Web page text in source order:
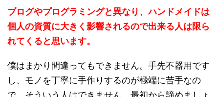
ブログやプログラミングと異なり、ハンドメイドは
個人の資質に大きく影響されるので出来る人は限ら
れてくると思います。
僕はまかり間違ってもできません。手先不器用です
し、モノを丁寧に手作りするのが極端に苦手なの
で、そういう人はできません。最初から諦めましょ